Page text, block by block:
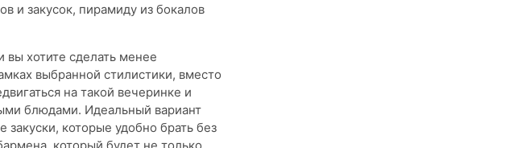
и закусок, пирамиду из бокалов
вы хотите сделать менее
выбранной стилистики, вместо
на такой вечеринке и
блюдами. Идеальный вариант
которые удобно брать без